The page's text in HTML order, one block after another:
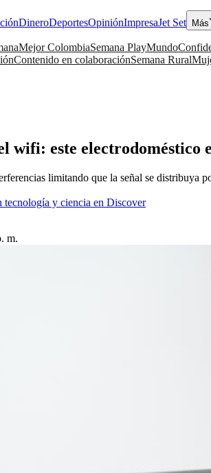
DineroDeportesOpiniónImpresaJet Set Más
Mejor ColombiaSemana PlayMundo
Contenido en colaboraciónSemana Rural
wifi: este electrodoméstico
limitando que la señal se distribuya
tecnología y ciencia en Discover
m.